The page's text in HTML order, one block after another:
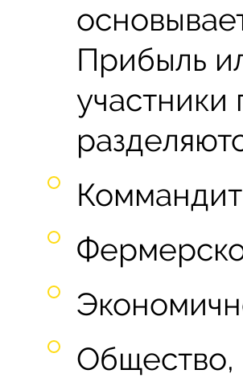
Прибыль
участники